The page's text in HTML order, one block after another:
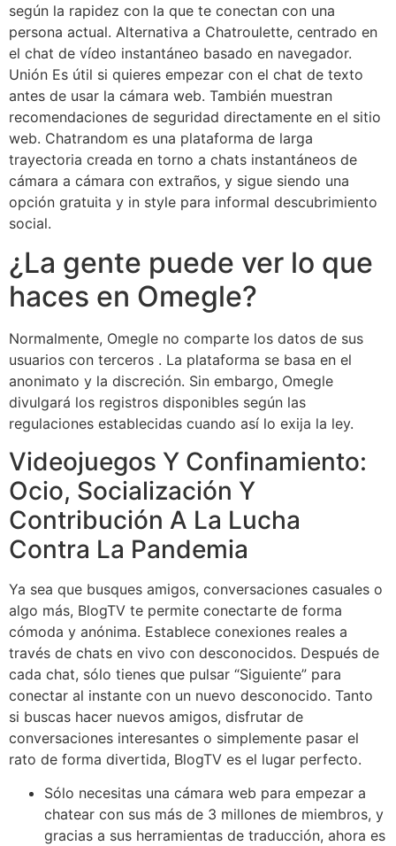
según la rapidez con la que te conectan con una
persona actual. Alternativa a Chatroulette, centrado en
el chat de vídeo instantáneo basado en navegador.
Unión Es útil si quieres empezar con el chat de texto
antes de usar la cámara web. También muestran
recomendaciones de seguridad directamente en el sitio
web. Chatrandom es una plataforma de larga
trayectoria creada en torno a chats instantáneos de
cámara a cámara con extraños, y sigue siendo una
opción gratuita y in style para informal descubrimiento
social.
¿La gente puede ver lo que
haces en Omegle?
Normalmente, Omegle no comparte los datos de sus
usuarios con terceros . La plataforma se basa en el
anonimato y la discreción. Sin embargo, Omegle
divulgará los registros disponibles según las
regulaciones establecidas cuando así lo exija la ley.
Videojuegos Y Confinamiento:
Ocio, Socialización Y
Contribución A La Lucha
Contra La Pandemia
Ya sea que busques amigos, conversaciones casuales o
algo más, BlogTV te permite conectarte de forma
cómoda y anónima. Establece conexiones reales a
través de chats en vivo con desconocidos. Después de
cada chat, sólo tienes que pulsar “Siguiente” para
conectar al instante con un nuevo desconocido. Tanto
si buscas hacer nuevos amigos, disfrutar de
conversaciones interesantes o simplemente pasar el
rato de forma divertida, BlogTV es el lugar perfecto.
Sólo necesitas una cámara web para empezar a
chatear con sus más de 3 millones de miembros, y
gracias a sus herramientas de traducción, ahora es